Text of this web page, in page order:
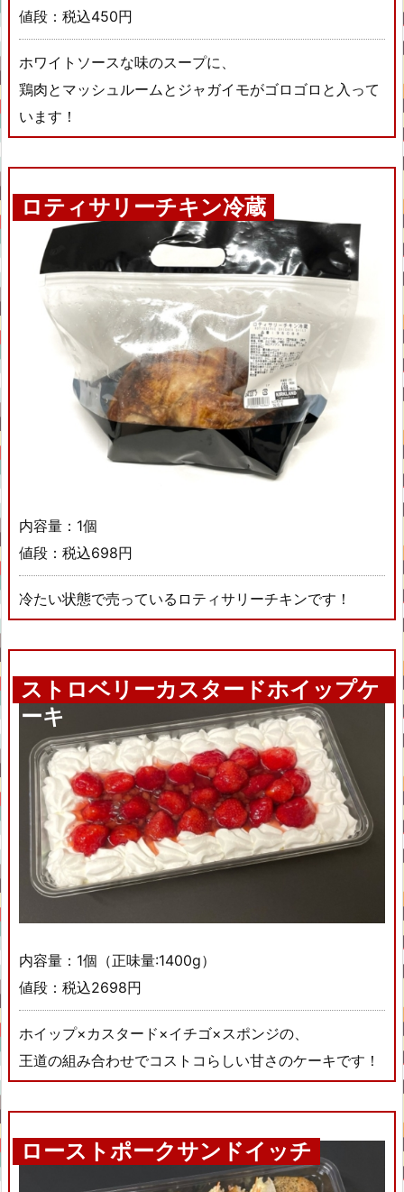
値段：税込450円
ホワイトソースな味のスープに、
鶏肉とマッシュルームとジャガイモがゴロゴロと入って
います！
ロティサリーチキン冷蔵
内容量：1個
値段：税込698円
冷たい状態で売っているロティサリーチキンです！
ストロベリーカスタードホイップケ
ーキ
内容量：1個（正味量:1400g）
値段：税込2698円
ホイップ×カスタード×イチゴ×スポンジの、
王道の組み合わせでコストコらしい甘さのケーキです！
ローストポークサンドイッチ